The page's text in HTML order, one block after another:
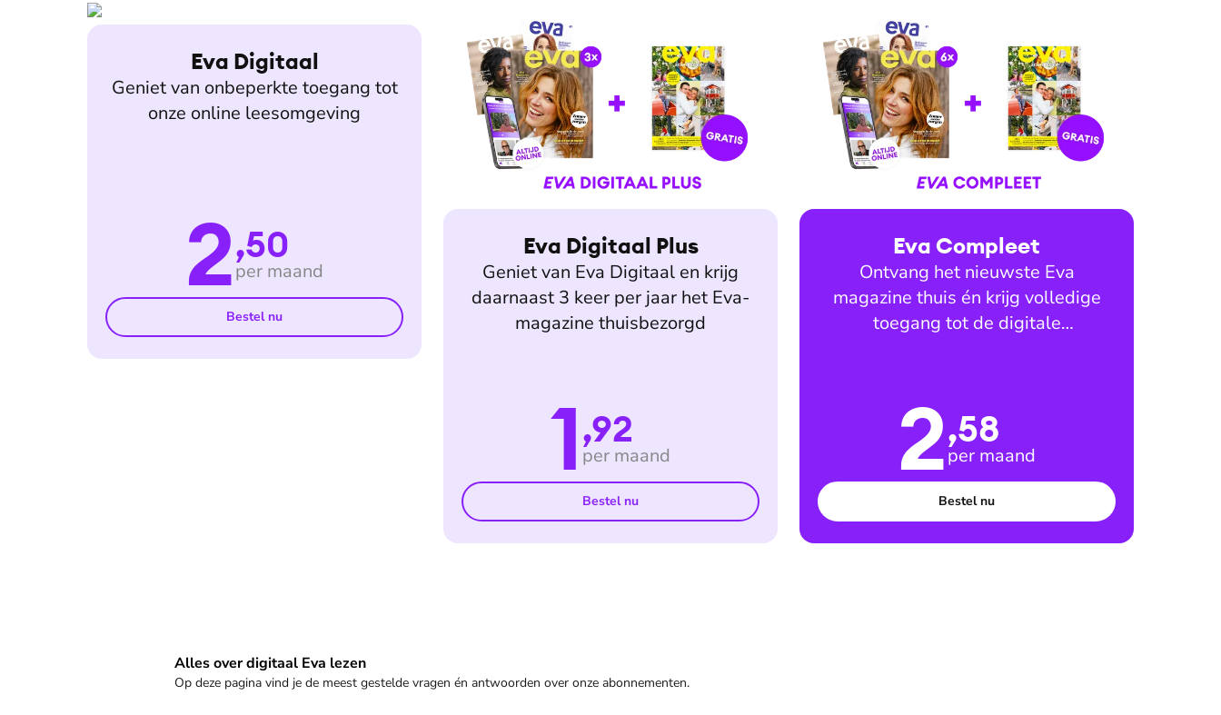
Eva Digitaal
Geniet van onbeperkte toegang tot
onze online leesomgeving
2,50
per maand
Bestel nu
Eva Digitaal Plus
Geniet van Eva Digitaal en krijg
daarnaast 3 keer per jaar het Eva-
magazine thuisbezorgd
1,92
per maand
Bestel nu
Eva Compleet
Ontvang het nieuwste Eva
magazine thuis én krijg volledige
toegang tot de digitale
2,58
per maand
Bestel nu
Alles over digitaal Eva lezen
Op deze pagina vind je de meest gestelde vragen én antwoorden over onze abonnementen.
Veelgestelde vragen